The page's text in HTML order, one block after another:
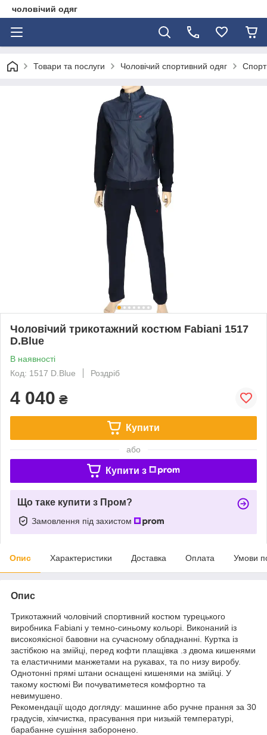
чоловічий одяг
Товари та послуги Чоловічий спортивний одяг
Чоловічий трикотажний костюм Fabiani 1517
D.Blue
В наявності
Код: 1517 D.Blue
Роздріб
4 040 ₴
Купити
або
Купити з
Що таке купити з Пром?
Замовлення під захистом
Опис Характеристики Доставка Оплата Умови
Опис
Трикотажний чоловічий спортивний костюм турецького
виробника Fabiani у темно-синьому кольорі. Виконаний із
високоякісної бавовни на сучасному обладнанні. Куртка із
застібкою на змійці, перед кофти плащівка .з двома кишенями
та еластичними манжетами на рукавах, та по низу виробу.
Однотонні прямі штани оснащені кишенями на змійці. У
такому костюмі Ви почуватиметеся комфортно та
невимушено.
Рекомендації щодо догляду: машинне або ручне прання за 30
градусів, хімчистка, прасування при низькій температурі,
барабанне сушіння заборонено.